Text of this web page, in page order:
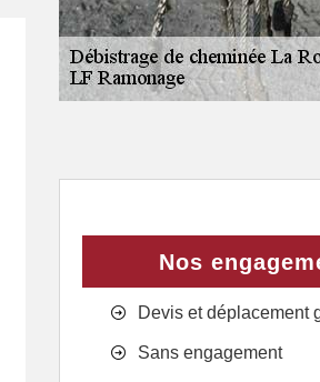
Nos
Devis et déplacement
Sans engagement